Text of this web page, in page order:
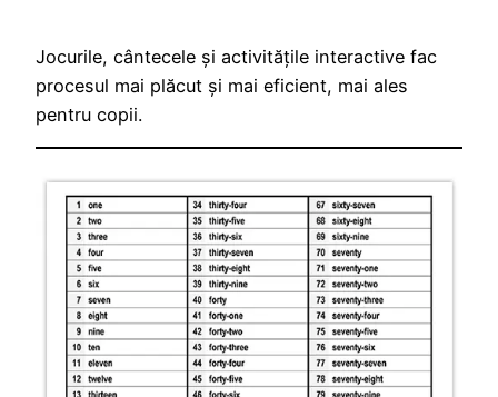
Jocurile, cântecele și activitățile interactive fac
procesul mai plăcut și mai eficient, mai ales
pentru copii.